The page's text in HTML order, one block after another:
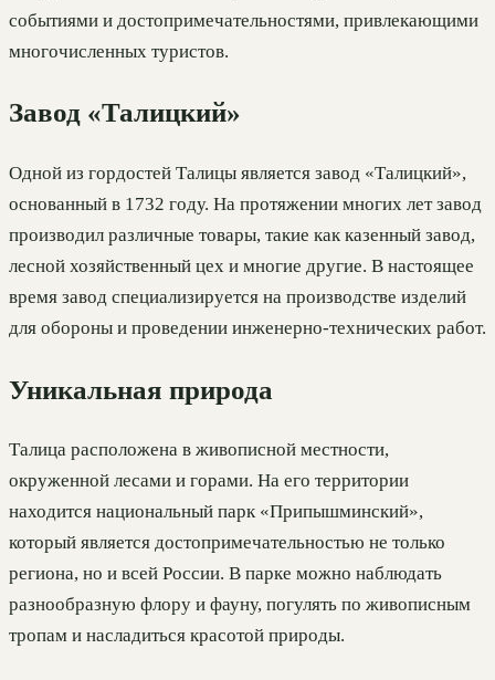
событиями и достопримечательностями, привлекающими
многочисленных туристов.
Завод «Талицкий»
Одной из гордостей Талицы является завод «Талицкий»,
основанный в 1732 году. На протяжении многих лет завод
производил различные товары, такие как казенный завод,
лесной хозяйственный цех и многие другие. В настоящее
время завод специализируется на производстве изделий
для обороны и проведении инженерно-технических работ.
Уникальная природа
Талица расположена в живописной местности,
окруженной лесами и горами. На его территории
находится национальный парк «Припышминский»,
который является достопримечательностью не только
региона, но и всей России. В парке можно наблюдать
разнообразную флору и фауну, погулять по живописным
тропам и насладиться красотой природы.